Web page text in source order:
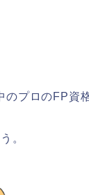
のプロのFP資
。